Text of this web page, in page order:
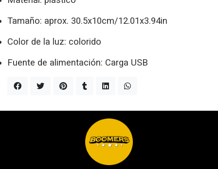
Tamaño: aprox. 30.5x10cm/12.01x3.94in
Color de la luz: colorido
Fuente de alimentación: Carga USB